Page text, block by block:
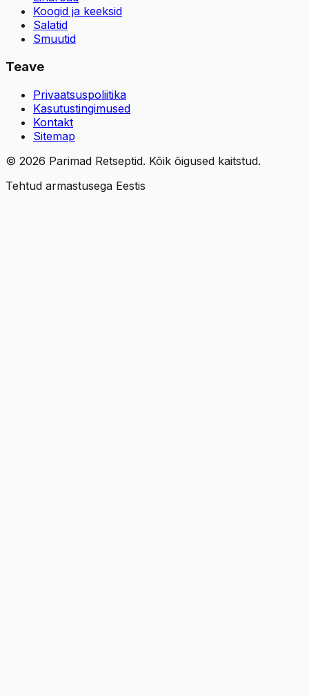
Koogid ja keeksid
Salatid
Smuutid
Teave
Privaatsuspoliitika
Kasutustingimused
Kontakt
Sitemap
© 2026 Parimad Retseptid. Kõik õigused kaitstud.
Tehtud armastusega Eestis